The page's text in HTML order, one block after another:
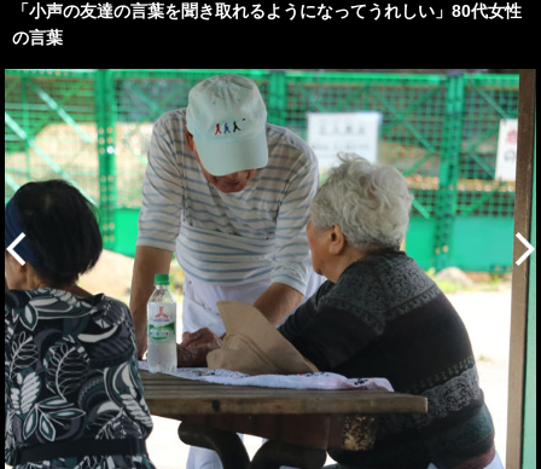
「小声の友達の言葉を聞き取れるようになってうれしい」80代女性
の言葉